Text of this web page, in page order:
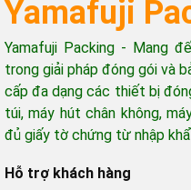
Yamafuji
Yamafuji Packing - Mang
trong giải pháp đóng gói và
cấp đa dạng các thiết bị
túi, máy hút chân không,
đủ giấy tờ chứng từ nhập
Hỗ trợ khách hàng